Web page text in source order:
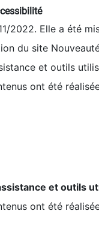
2022. Elle a été
du site
et outils
ont été
et outils
ont été